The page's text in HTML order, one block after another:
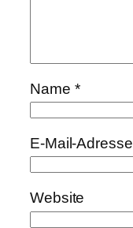
Name *
E-Mail-Adresse
Website